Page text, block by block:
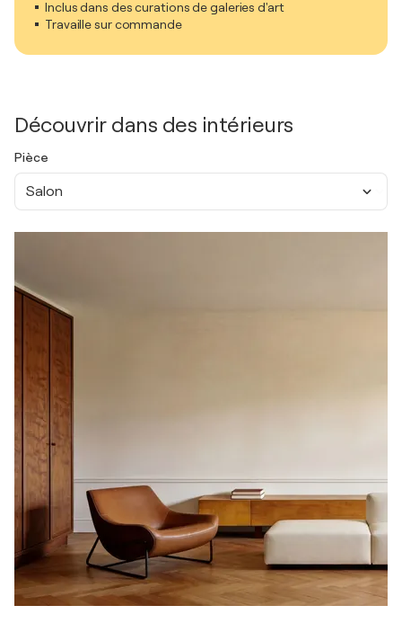
Inclus dans des curations de galeries d'art
Travaille sur commande
Découvrir dans des intérieurs
Pièce
Salon